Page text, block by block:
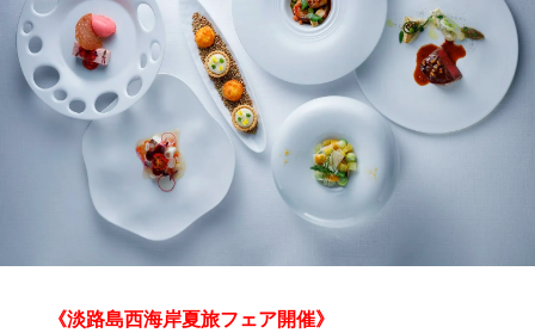
《淡路島西海岸夏旅フェア開催》